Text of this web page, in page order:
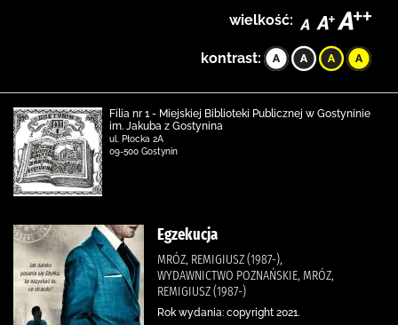
wielkość:
kontrast:
Filia nr 1 - Miejskiej Biblioteki Publicznej w Gostyninie
im. Jakuba z Gostynina
ul. Płocka 2A
09-500 Gostynin
Egzekucja
MRÓZ, REMIGIUSZ (1987-),
WYDAWNICTWO POZNAŃSKIE, MRÓZ,
REMIGIUSZ (1987-)
Rok wydania: copyright 2021.